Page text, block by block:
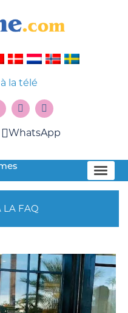
la télé
WhatsApp
LA FAQ